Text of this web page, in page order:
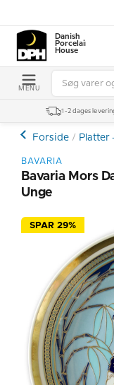
Danish
Porcelain
House
MENU
1-2 dages
Forside Platter
BAVARIA
Bavaria Mors
Unge
SPAR 29%